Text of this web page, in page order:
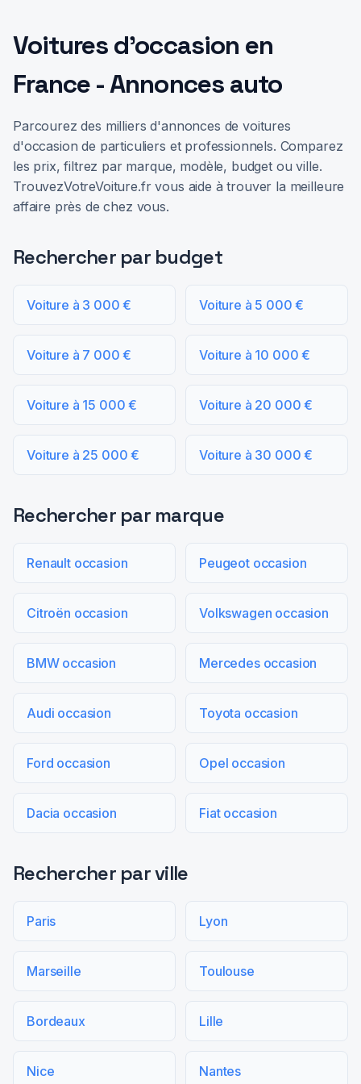
Voitures d'occasion en
France - Annonces auto
Parcourez des milliers d'annonces de voitures
d'occasion de particuliers et professionnels. Comparez
les prix, filtrez par marque, modèle, budget ou ville.
TrouvezVotreVoiture.fr vous aide à trouver la meilleure
affaire près de chez vous.
Rechercher par budget
Voiture à 3 000 € Voiture à 5 000 €
Voiture à 7 000 € Voiture à 10 000 €
Voiture à 15 000 € Voiture à 20 000 €
Voiture à 25 000 € Voiture à 30 000 €
Rechercher par marque
Renault occasion Peugeot occasion
Citroën occasion Volkswagen occasion
BMW occasion Mercedes occasion
Audi occasion Toyota occasion
Ford occasion Opel occasion
Dacia occasion Fiat occasion
Rechercher par ville
Paris Lyon
Marseille Toulouse
Bordeaux Lille
Nice Nantes